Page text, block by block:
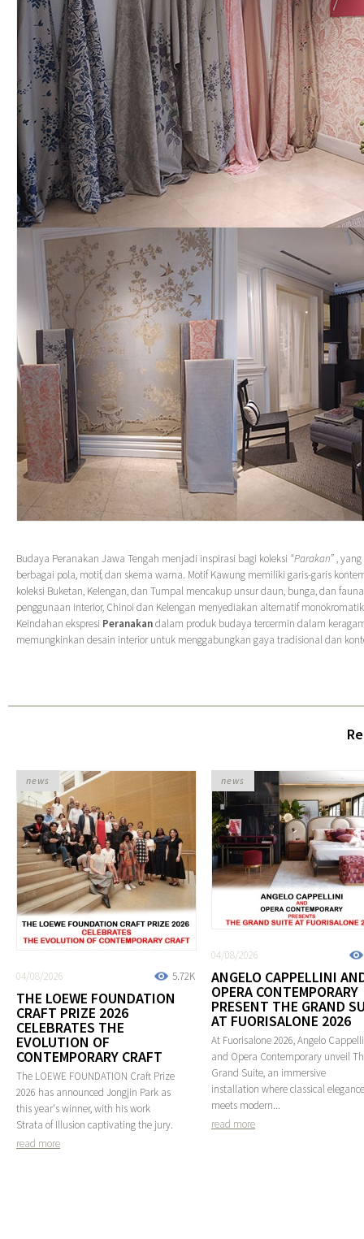
Budaya Peranakan Jawa Tengah menjadi inspirasi bagi koleksi “Parakan”,
berbagai pola, motif, dan skema warna. Motif Kawung memiliki garis-garis
koleksi Buketan, Kelengan, dan Tumpal mencakup unsur daun, bunga, dan
penggunaan interior, Chinoi dan Kelengan menyediakan alternatif
Keindahan ekspresi Peranakandalam produk budaya tercermin dalam
memungkinkan desain interior untuk menggabungkan gaya tradisional dan
5.72K
04/08/2026
THE LOEWE FOUNDATION
CRAFT PRIZE 2026
CELEBRATES THE
EVOLUTION OF
CONTEMPORARY CRAFT
The LOEWE FOUNDATION Craft Prize
2026 has announced Jongjin Park as
this year's winner, with his work
Strata of Illusion captivating the jury.
read more
news
04/08/2026
ANGELO CAPPELLINI
OPERA CONTEMPORARY
PRESENT THE GRAND
AT FUORISALONE 2026
At Fuorisalone 2026, Angelo
and Opera Contemporary unveil
Grand Suite, an immersive
installation where classical elegance
meets modern...
read more
news